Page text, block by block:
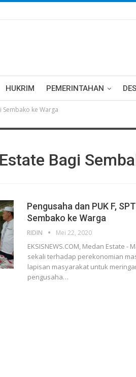
HUKRIM PEMERINTAHAN
Sembako ke Warga
Bagi
Pengusaha dan PUK F,
Sembako ke Warga
RIDIN Mei 22, 2020
EKSISNEWS.COM, Medan Estate
sekali terhadap perekonomian
lapisan masyarakat untuk
pengusaha…